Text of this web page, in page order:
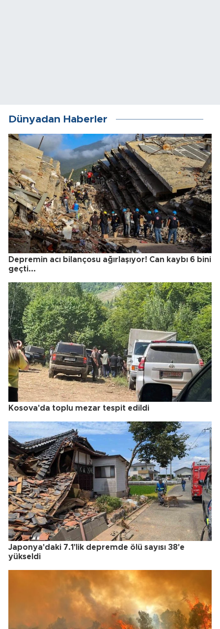
Dünyadan Haberler
Depremin acı bilançosu ağırlaşıyor! Can kaybı 6 bini
geçti...
Kosova'da toplu mezar tespit edildi
Japonya'daki 7.1'lik depremde ölü sayısı 38'e
yükseldi